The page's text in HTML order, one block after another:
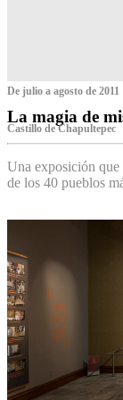
De julio a agosto de 2011
La magia de
Castillo de Chapultepec
Una exposición que
de los 40 pueblos